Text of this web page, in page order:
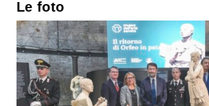
Le foto